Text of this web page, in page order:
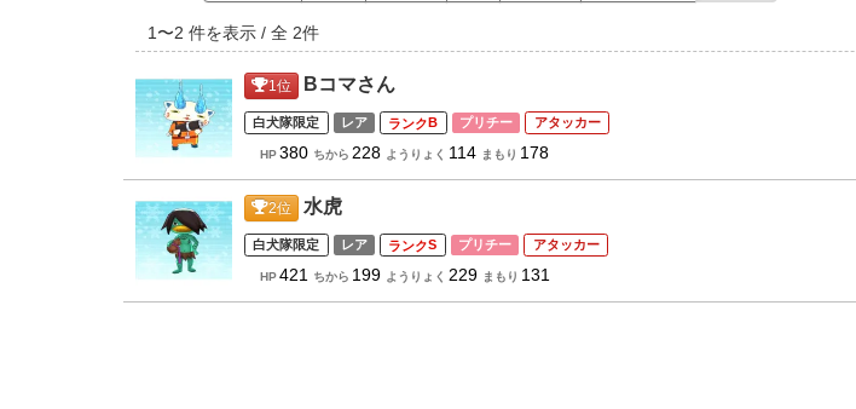
1 〜2 件を表示 / 全 2件
1位 Bコマさん
白犬隊限定 レア B プリチー アタッカー
HP380 ちから 228 ようりょく 114 まもり 178
2位 水虎
白犬隊限定 レア S プリチー アタッカー
HP421 ちから 199 ようりょく 229 まもり 131